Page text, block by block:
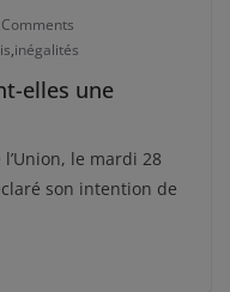
,inégalités
elles une
le mardi 28
son intention de